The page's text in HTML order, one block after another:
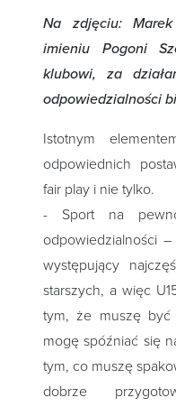
Na zdjęciu:
imieniu Pogoni
klubowi, za
odpowiedzialności
Istotnym
odpowiednich
fair play i nie tylko.
- Sport na
odpowiedzialności
występujący
starszych, a więc
tym, że muszę być
mogę spóźniać się
tym, co muszę
dobrze